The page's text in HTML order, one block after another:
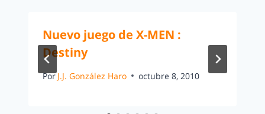
Nuevo juego de X-MEN :
Destiny
Por J.J. González Haro octubre 8, 2010